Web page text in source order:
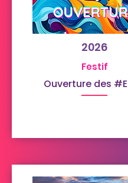
2026
Festif
Ouverture des